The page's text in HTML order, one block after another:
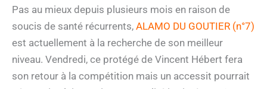
Pas au mieux depuis plusieurs mois en raison de
soucis de santé récurrents, ALAMO DU GOUTIER (n°7)
est actuellement à la recherche de son meilleur
niveau. Vendredi, ce protégé de Vincent Hébert fera
son retour à la compétition mais un accessit pourrait